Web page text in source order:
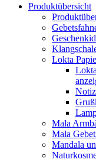
Produktübersicht
Lokta
Mala
Mala
Mandala